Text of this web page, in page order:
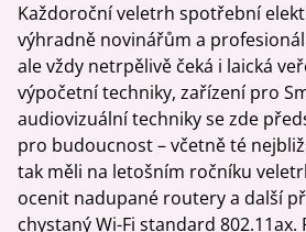
Každoroční veletrh spotřební
výhradně novinářům a
ale vždy netrpělivě čeká i laická
výpočetní techniky, zařízení pro
audiovizuální techniky se zde
pro budoucnost – včetně té
tak měli na letošním ročníku
ocenit nadupané routery a další
chystaný Wi-Fi standard 802.11ax.